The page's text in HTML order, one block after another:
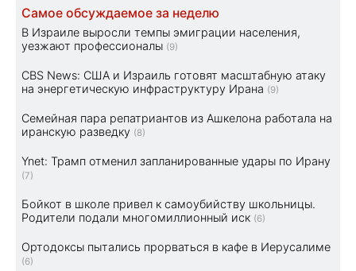
Самое обсуждаемое за неделю
В Израиле выросли темпы эмиграции населения,
уезжают профессионалы (9)
CBS News: США и Израиль готовят масштабную атаку
на энергетическую инфраструктуру Ирана (9)
Семейная пара репатриантов из Ашкелона работала на
иранскую разведку (8)
Ynet: Трамп отменил запланированные удары по Ирану
(7)
Бойкот в школе привел к самоубийству школьницы.
Родители подали многомиллионный иск (6)
Ортодоксы пытались прорваться в кафе в Иерусалиме
(6)